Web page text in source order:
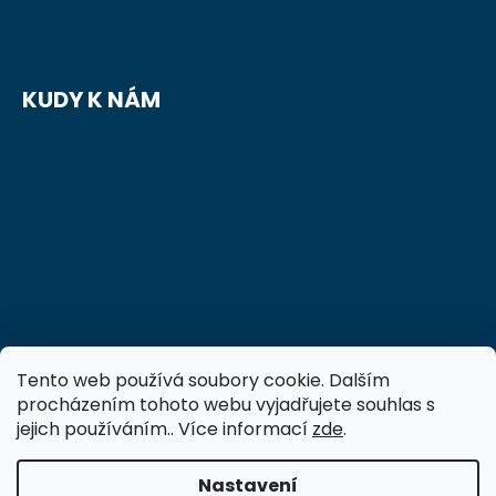
Tento web používá soubory cookie. Dalším
procházením tohoto webu vyjadřujete souhlas s
jejich používáním.. Více informací zde.
Nastavení
KUDY K NÁM